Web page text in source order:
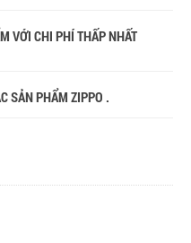
VỚI CHI PHÍ THẤP NHẤT
SẢN PHẨM ZIPPO .